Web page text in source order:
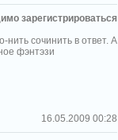
зарегистрироваться
сочинить в ответ. А
фэнтэзи
16.05.2009 00:28